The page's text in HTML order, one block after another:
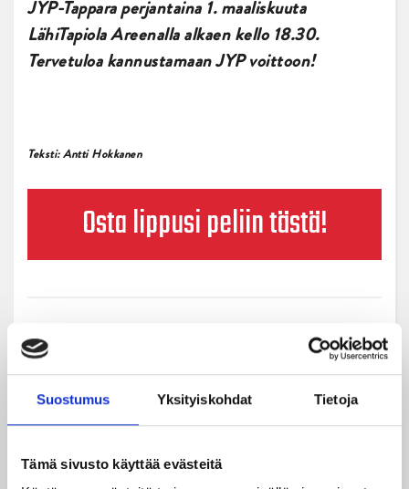
Suostumus Yksityiskohdat Tietoja
Tämä sivusto käyttää evästeitä
JYP-Tappara perjantaina 1. maaliskuuta
LähiTapiola Areenalla alkaen kello 18.30.
Tervetuloa kannustamaan JYP voittoon!
Teksti: Antti Hokkanen
Osta lippusi peliin tästä!
Uusimmat
06.08.2026